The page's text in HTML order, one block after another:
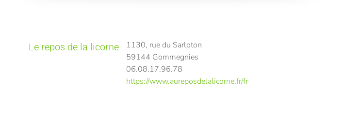
Le repos de la licorne
1130, rue du Sarloton
59144 Gommegnies
06.08.17.96.78
https://www.aureposdelalicorne.fr/fr